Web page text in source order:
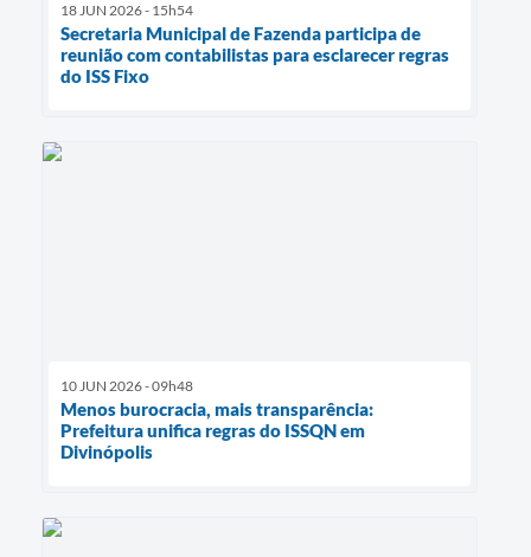
18 JUN 2026 - 15h54
Secretaria Municipal de Fazenda participa de
reunião com contabilistas para esclarecer regras
do ISS Fixo
10 JUN 2026 - 09h48
Menos burocracia, mais transparência:
Prefeitura unifica regras do ISSQN em
Divinópolis